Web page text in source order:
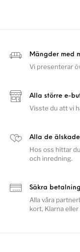
Mängder med
Vi presenterar
Alla större e-
Visste du att vi
Alla de
Hos oss hittar
och inredning.
Säkra
Alla våra
kort, Klarna eller